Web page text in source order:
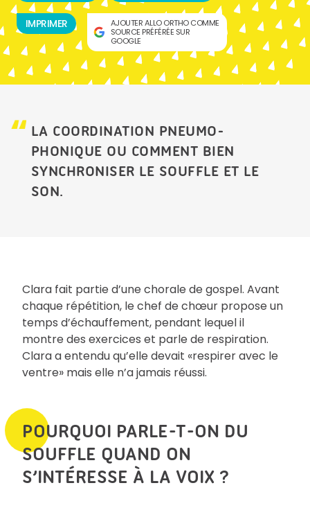
IMPRIMER
AJOUTER ALLO ORTHO COMME
SOURCE PRÉFÉRÉE SUR
GOOGLE
LA COORDINATION PNEUMO-
PHONIQUE OU COMMENT BIEN
SYNCHRONISER LE SOUFFLE ET LE
SON.
Clara fait partie d’une chorale de gospel. Avant
chaque répétition, le chef de chœur propose un
temps d’échauffement, pendant lequel il
montre des exercices et parle de respiration.
Clara a entendu qu’elle devait «respirer avec le
ventre» mais elle n’a jamais réussi.
POURQUOI PARLE-T-ON DU
SOUFFLE QUAND ON
S’INTÉRESSE À LA VOIX ?